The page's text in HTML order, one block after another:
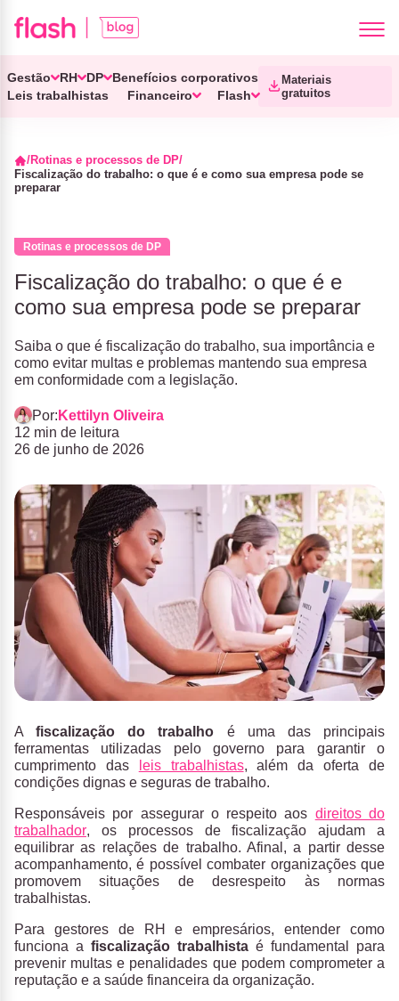
Gestão RH DP
Benefícios corporativos
Leis trabalhistas
Financeiro Flash
Materiais
gratuitos
Rotinas e processos de DP
Fiscalização do trabalho: o que é e como sua empresa pode se
preparar
Rotinas e processos de DP
Fiscalização do trabalho: o que é e
como sua empresa pode se preparar
Saiba o que é fiscalização do trabalho, sua importância e
como evitar multas e problemas mantendo sua empresa
em conformidade com a legislação.
Por: Kettilyn Oliveira
12 min de leitura
26 de junho de 2026
Afiscalização do trabalho é uma das principais
ferramentas utilizadas pelo governo para garantir o
cumprimento das
leis trabalhistas,
além da oferta de
condições dignas e seguras de trabalho.
Responsáveis por assegurar o respeito aos direitos do
trabalhador, os processos de fiscalização ajudam a
equilibrar as relações de trabalho. Afinal, a partir desse
acompanhamento, é possível combater organizações que
promovem situações de desrespeito às normas
trabalhistas.
Para gestores de RH e empresários, entender como
funciona a fiscalização trabalhista é fundamental para
prevenir multas e penalidades que podem comprometer a
reputação e a saúde financeira da organização.